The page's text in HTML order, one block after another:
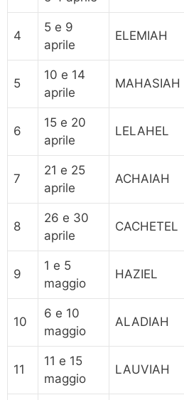
4
5 e 9
aprile
ELEMIAH
5
10 e 14
aprile
MAHASIAH
6
15 e 20
aprile
LELAHEL
7
21 e 25
aprile
ACHAIAH
8
26 e 30
aprile
CACHETEL
9
1 e 5
maggio
HAZIEL
10
6 e 10
maggio
ALADIAH
11
11 e 15
maggio
LAUVIAH